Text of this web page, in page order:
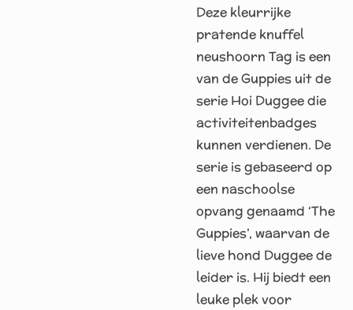
Deze kleurrijke
pratende knuffel
neushoorn Tag is een
van de Guppies uit de
serie Hoi Duggee die
activiteitenbadges
kunnen verdienen. De
serie is gebaseerd op
een naschoolse
opvang genaamd ‘The
Guppies’, waarvan de
lieve hond Duggee de
leider is. Hij biedt een
leuke plek voor